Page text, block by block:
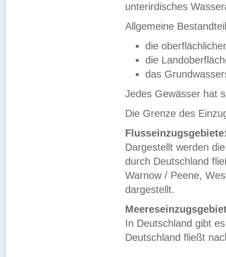
unterirdisches
Allgemeine
die
die
das
Jedes Gewässer hat
Die Grenze des
Dargestellt werden
durch Deutschland
Warnow / Peene,
dargestellt.
In Deutschland gibt
Deutschland fließt